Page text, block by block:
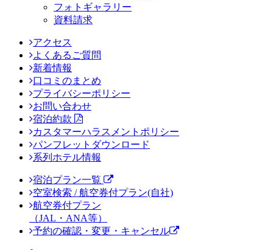
フォトギャラリー
資料請求
アクセス
よくあるご質問
新着情報
口コミのまとめ
プライバシーポリシー
お問い合わせ
宿泊約款
カスタマーハラスメントポリシー
パンフレットダウンロード
系列ホテル情報
宿泊プラン一覧
空室検索 / 航空券付プラン(自社)
航空券付プラン
（JAL・ANA等）
予約の確認・変更・キャンセル